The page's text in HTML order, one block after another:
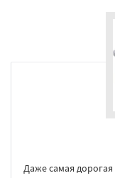
Даже самая